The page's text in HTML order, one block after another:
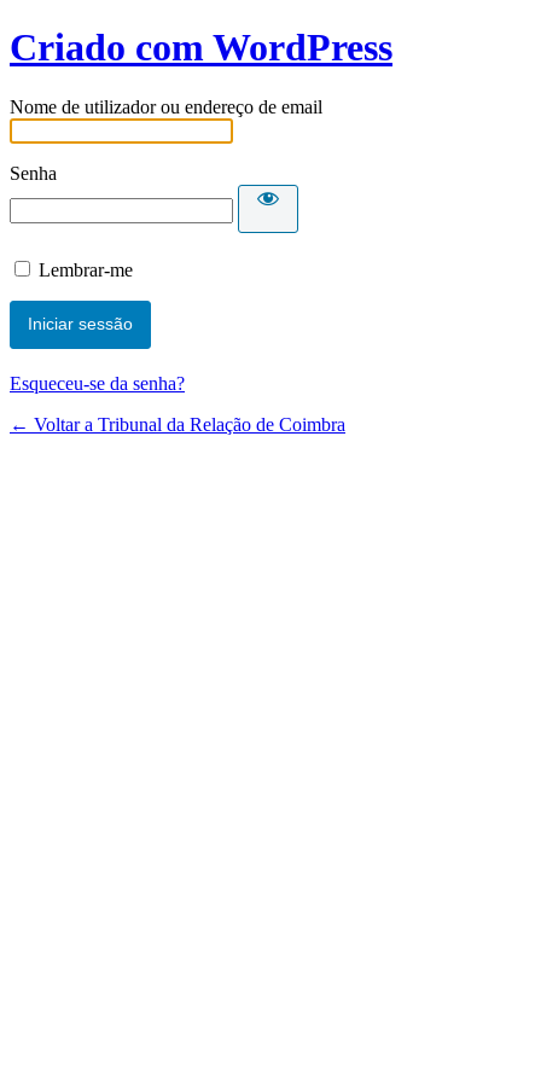
Criado com WordPress
Nome de utilizador ou endereço de email
Senha
Lembrar-me
Esqueceu-se da senha?
← Voltar a Tribunal da Relação de Coimbra